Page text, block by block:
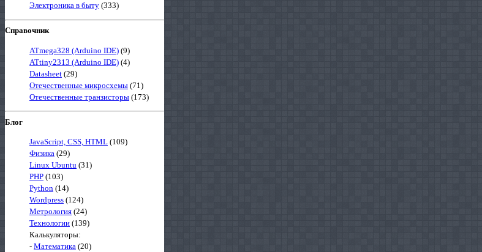
Электроника в быту (333)
Справочник
ATmega328 (Arduino IDE) (9)
ATtiny2313 (Arduino IDE) (4)
Datasheet (29)
Отечественные микросхемы (71)
Отечественные транзисторы (173)
Блог
JavaScript, CSS, HTML (109)
Физика (29)
Linux Ubuntu (31)
PHP (103)
Python (14)
Wordpress (124)
Метрология (24)
Технологии (139)
Калькуляторы:
- Математика (20)